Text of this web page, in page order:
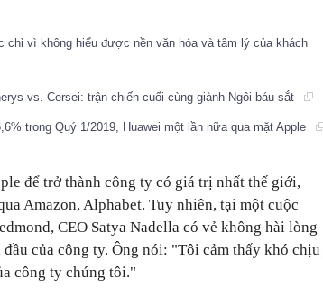
chỉ vì không hiểu được nền văn hóa và tâm lý của khách
vs. Cersei: trận chiến cuối cùng giành Ngôi báu sắt
trong Quý 1/2019, Huawei một lần nữa qua mặt Apple
để trở thành công ty có giá trị nhất thế giới,
Amazon, Alphabet. Tuy nhiên, tại một cuộc
CEO Satya Nadella có vẻ không hài lòng
của công ty. Ông nói: "Tôi cảm thấy khó chịu
công ty chúng tôi."